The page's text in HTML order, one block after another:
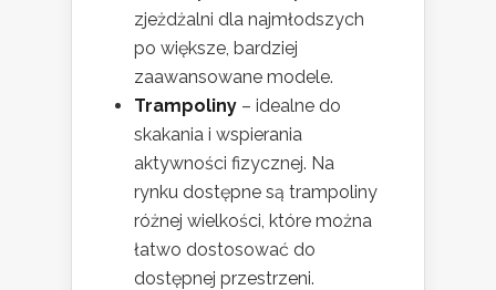
zjeżdżalni dla najmłodszych
po większe, bardziej
zaawansowane modele.
Trampoliny – idealne do
skakania i wspierania
aktywności fizycznej. Na
rynku dostępne są trampoliny
różnej wielkości, które można
łatwo dostosować do
dostępnej przestrzeni.